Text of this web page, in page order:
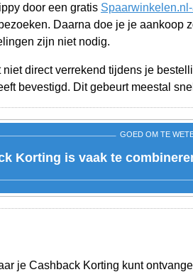
door een gratis
Daarna doe je je aankoop
zijn niet nodig.
direct verrekend tijdens je
bevestigd. Dit gebeurt meestal
GOED OM TE
Korting is vaak te
je Cashback Korting kunt